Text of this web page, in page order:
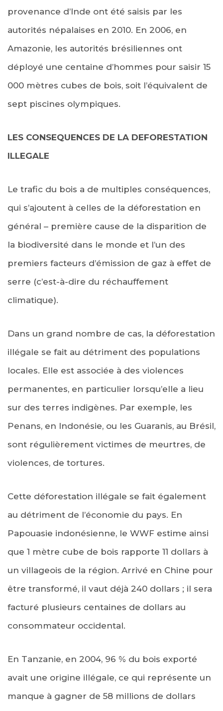
provenance d’Inde ont été saisis par les
autorités népalaises en 2010. En 2006, en
Amazonie, les autorités brésiliennes ont
déployé une centaine d’hommes pour saisir 15
000 mètres cubes de bois, soit l’équivalent de
sept piscines olympiques.
LES CONSEQUENCES DE LA DEFORESTATION
ILLEGALE
Le trafic du bois a de multiples conséquences,
qui s’ajoutent à celles de la déforestation en
général – première cause de la disparition de
la biodiversité dans le monde et l’un des
premiers facteurs d’émission de gaz à effet de
serre (c’est-à-dire du réchauffement
climatique).
Dans un grand nombre de cas, la déforestation
illégale se fait au détriment des populations
locales. Elle est associée à des violences
permanentes, en particulier lorsqu’elle a lieu
sur des terres indigènes. Par exemple, les
Penans, en Indonésie, ou les Guaranis, au Brésil,
sont régulièrement victimes de meurtres, de
violences, de tortures.
Cette déforestation illégale se fait également
au détriment de l’économie du pays. En
Papouasie indonésienne, le WWF estime ainsi
que 1 mètre cube de bois rapporte 11 dollars à
un villageois de la région. Arrivé en Chine pour
être transformé, il vaut déjà 240 dollars ; il sera
facturé plusieurs centaines de dollars au
consommateur occidental.
En Tanzanie, en 2004, 96 % du bois exporté
avait une origine illégale, ce qui représente un
manque à gagner de 58 millions de dollars